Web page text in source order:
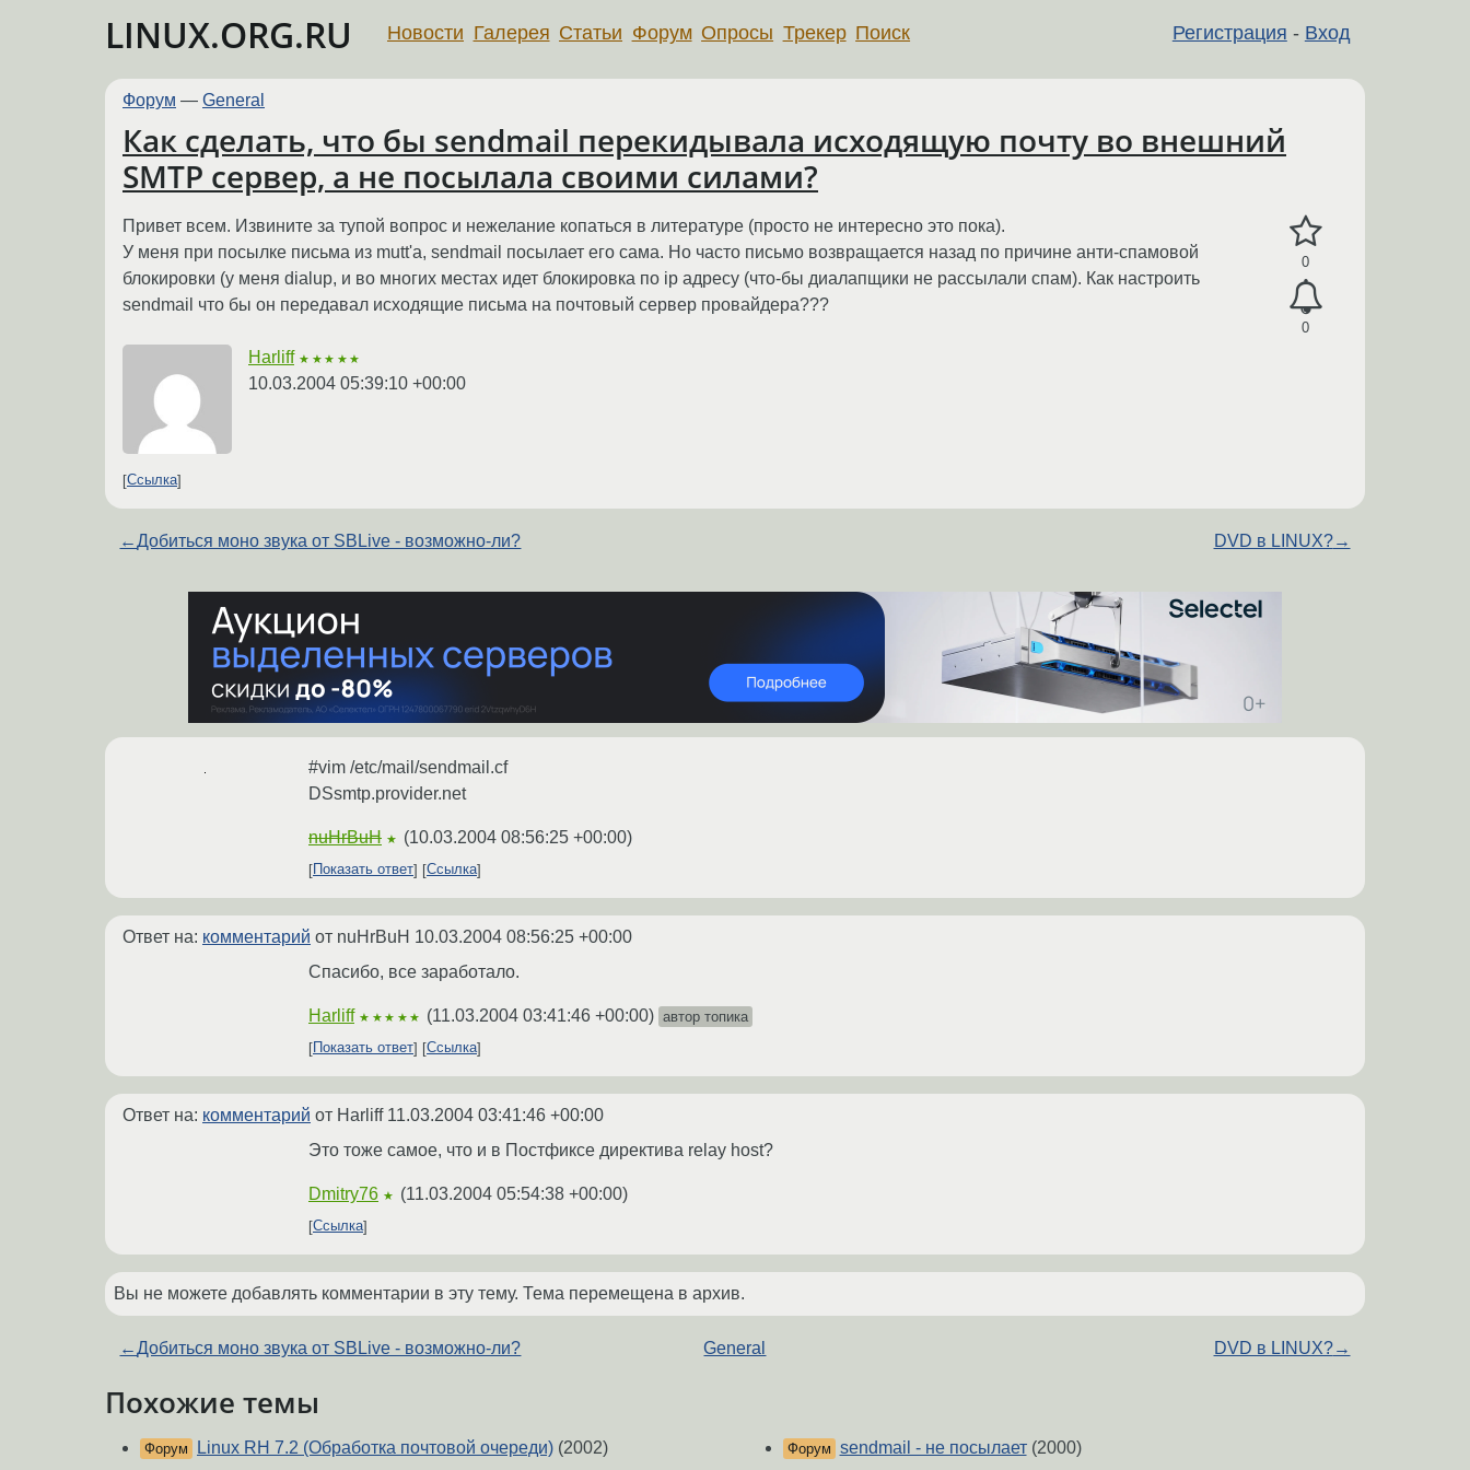
LINUX.ORG.RU Регистрация - Вход
Новости Галерея Статьи Форум Опросы Трекер Поиск
Форум — General
Как сделать, что бы sendmail перекидывала исходящую почту во внешний
SMTP сервер, а не посылала своими силами?
0
0
Привет всем. Извините за тупой вопрос и нежелание копаться в литературе (просто не интересно это пока).
У меня при посылке письма из mutt'a, sendmail посылает его сама. Но часто письмо возвращается назад по причине анти-спамовой
блокировки (у меня dialup, и во многих местах идет блокировка по ip адресу (что-бы диалапщики не рассылали спам). Как настроить
sendmail что бы он передавал исходящие письма на почтовый сервер провайдера???
Harliff ★★★★★
10.03.2004 05:39:10 +00:00
Ссылка
←Добиться моно звука от SBLive - возможно-ли? DVD в LINUX?→
#vim /etc/mail/sendmail.cf
DSsmtp.provider.net
nuHrBuH ★ (10.03.2004 08:56:25 +00:00)
Показать ответ Ссылка
Ответ на: комментарий от nuHrBuH 10.03.2004 08:56:25 +00:00
Спасибо, все заработало.
Harliff ★★★★★ (11.03.2004 03:41:46 +00:00) автор топика
Показать ответ
Ссылка
Ответ на: комментарий от Harliff 11.03.2004 03:41:46 +00:00
Это тоже самое, что и в Постфиксе директива relay host?
Dmitry76 ★ (11.03.2004 05:54:38 +00:00)
Ссылка
Вы не можете добавлять комментарии в эту тему. Тема перемещена в архив.
←Добиться моно звука от SBLive - возможно-ли? General DVD в LINUX?→
Похожие темы
Форум Linux RH 7.2 (Обработка почтовой очереди) (2002) Форум sendmail - не посылает(2000)